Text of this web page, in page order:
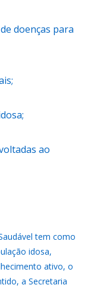
doenças para
ao
tem como
idosa,
ativo, o
a Secretaria